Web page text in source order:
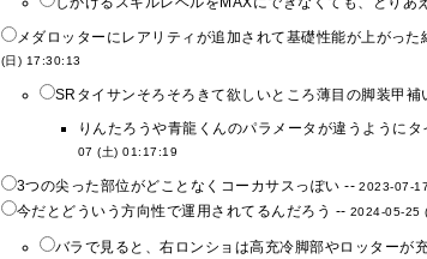
メダロッターにレアリティが追加されて基礎性能が上がっ
(日) 17:30:13
SRタイサンそろそろきて欲しいところ薄目の脚装甲
りんたろうや青龍くんのパラメータが違うように
07 (土) 01:17:19
3つの尖った部位がどことなくコーカサスっぽい --2023-07-
今だとどういう方向性で運用されてるんだろう -- 2024-05-25
バラで見ると、右ロンショは高充冷脚部やロッター